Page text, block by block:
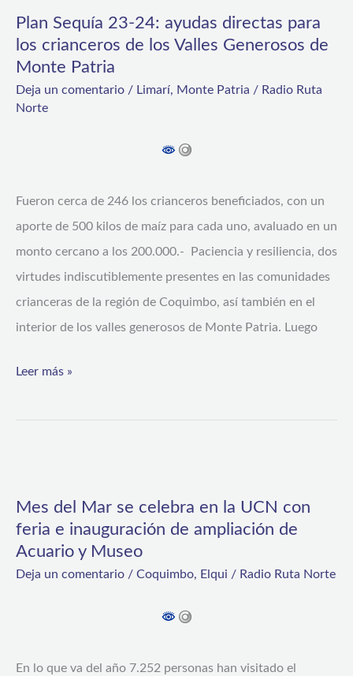
Plan Sequía 23-24: ayudas directas para
los crianceros de los Valles Generosos de
Monte Patria
Deja un comentario / Limarí, Monte Patria / Radio Ruta
Norte
Fueron cerca de 246 los crianceros beneficiados, con un
aporte de 500 kilos de maíz para cada uno, avaluado en un
monto cercano a los 200.000.- Paciencia y resiliencia, dos
virtudes indiscutiblemente presentes en las comunidades
crianceras de la región de Coquimbo, así también en el
interior de los valles generosos de Monte Patria. Luego
de
los
Valles
Generosos
Leer más »
Mes del Mar se celebra en la UCN con
feria e inauguración de ampliación de
Acuario y Museo
Deja un comentario / Coquimbo, Elqui / Radio Ruta Norte
En lo que va del año 7.252 personas han visitado el
Mar
con